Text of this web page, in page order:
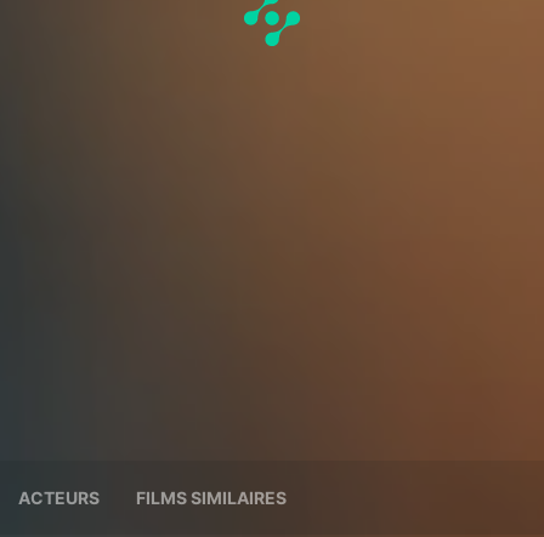
ACTEURS FILMS SIMILAIRES